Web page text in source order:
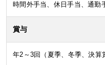
時間外手当、休日手当、通勤
賞与
年2～3回（夏季、冬季、決算